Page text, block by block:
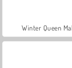
Winter Queen